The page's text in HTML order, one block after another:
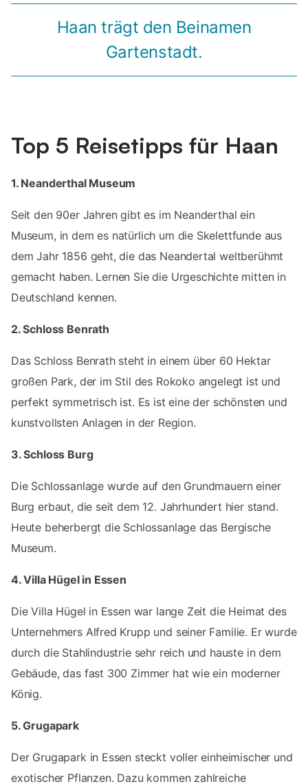
Haan trägt den Beinamen
Gartenstadt.
Top 5 Reisetipps für Haan
1. Neanderthal Museum
Seit den 90er Jahren gibt es im Neanderthal ein
Museum, in dem es natürlich um die Skelettfunde aus
dem Jahr 1856 geht, die das Neandertal weltberühmt
gemacht haben. Lernen Sie die Urgeschichte mitten in
Deutschland kennen.
2. Schloss Benrath
Das Schloss Benrath steht in einem über 60 Hektar
großen Park, der im Stil des Rokoko angelegt ist und
perfekt symmetrisch ist. Es ist eine der schönsten und
kunstvollsten Anlagen in der Region.
3. Schloss Burg
Die Schlossanlage wurde auf den Grundmauern einer
Burg erbaut, die seit dem 12. Jahrhundert hier stand.
Heute beherbergt die Schlossanlage das Bergische
Museum.
4. Villa Hügel in Essen
Die Villa Hügel in Essen war lange Zeit die Heimat des
Unternehmers Alfred Krupp und seiner Familie. Er wurde
durch die Stahlindustrie sehr reich und hauste in dem
Gebäude, das fast 300 Zimmer hat wie ein moderner
König.
5. Grugapark
Der Grugapark in Essen steckt voller einheimischer und
exotischer Pflanzen. Dazu kommen zahlreiche